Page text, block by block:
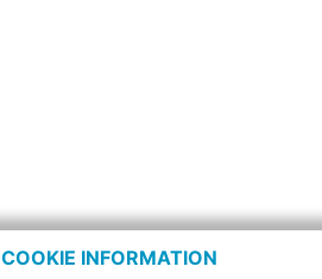
COOKIE INFORMATION